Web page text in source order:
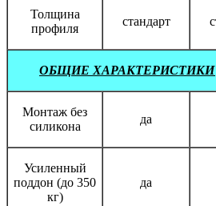
Толщина
профиля
стандарт
ОБЩИЕ ХАРАКТЕРИСТИКИ
Монтаж без
силикона
да
Усиленный
поддон (до 350
кг)
да